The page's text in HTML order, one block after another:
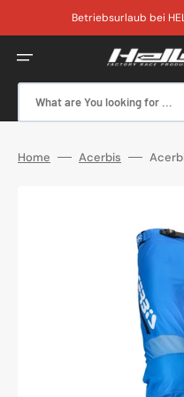
Betriebsurlaub bei
What are You looking for ...
Home Acerbis